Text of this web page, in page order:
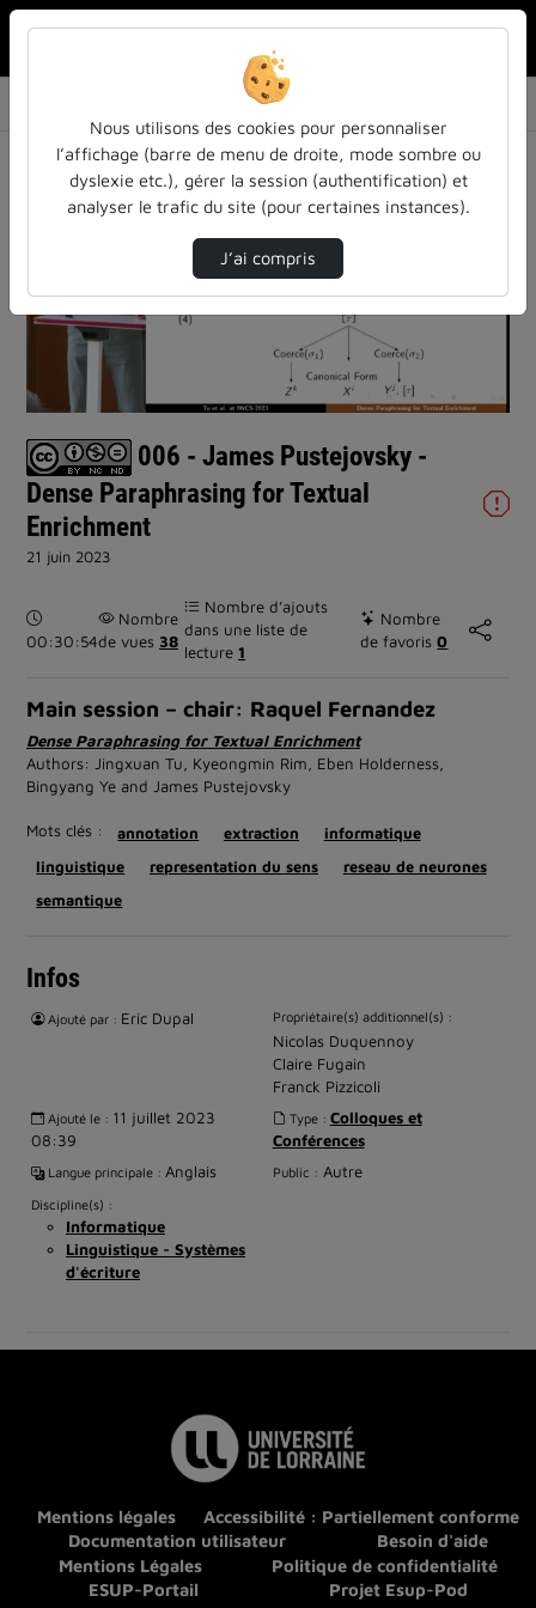
006 - James Pustejovsky - Dense Paraphrasing…
Lire
la
vidéo
006 - James Pustejovsky -
Dense Paraphrasing for Textual
Enrichment
21 juin 2023
Durée :
00:30:54
Nombre
de vues 38
Nombre d’ajouts
dans une liste de
lecture1
Nombre
de favoris0
Main session – chair: Raquel Fernandez
Dense Paraphrasing for Textual Enrichment
Authors: Jingxuan Tu, Kyeongmin Rim, Eben Holderness,
Bingyang Ye and James Pustejovsky
Mots clés : annotation extraction
informatique
linguistique
representation du sens
reseau de neurones
semantique
Infos
Ajouté par : Eric Dupal Propriétaire(s) additionnel(s) :
Nicolas Duquennoy
Claire Fugain
Franck Pizzicoli
Ajouté le : 11 juillet 2023
08:39
Type : Colloques et
Conférences
Langue principale : Anglais Public : Autre
Discipline(s) :
Informatique
Linguistique - Systèmes
d'écriture
Mentions légales
Accessibilité : Partiellement conforme
Documentation utilisateur
Besoin d'aide
Mentions Légales
Politique de confidentialité
ESUP-Portail
Projet Esup-Pod
Nous utilisons des cookies pour personnaliser
l’affichage (barre de menu de droite, mode sombre ou
dyslexie etc.), gérer la session (authentification) et
analyser le trafic du site (pour certaines instances).
J’ai compris